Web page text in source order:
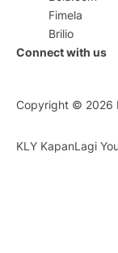
Fimela
Brilio
Connect with us
Copyright © 2026
KLY KapanLagi